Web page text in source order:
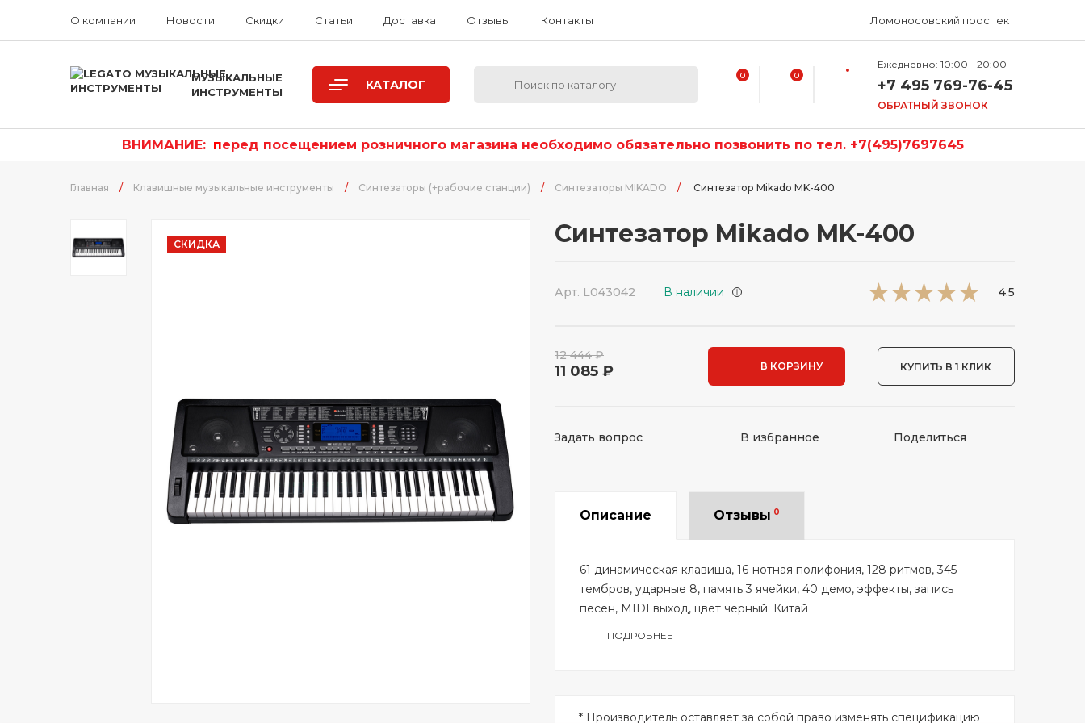
О компании Новости Скидки Статьи Доставка Отзывы Контакты Ломоносовский проспект
МУЗЫКАЛЬНЫЕ
ИНСТРУМЕНТЫ
КАТАЛОГ
0 0
Ежедневно: 10:00 - 20:00
+7 495 769-76-45
ОБРАТНЫЙ ЗВОНОК
ВНИМАНИЕ: перед посещением розничного магазина необходимо обязательно позвонить по тел. +7(495)7697645
Главная / Клавишные музыкальные инструменты / Синтезаторы (+рабочие станции) / Синтезаторы MIKADO / Синтезатор Mikado MK-400
СКИДКА Синтезатор Mikado MK-400
Арт. L043042 В наличии i 4.5
12 444 ₽
11 085 ₽ В КОРЗИНУ КУПИТЬ В 1 КЛИК
Задать вопрос В избранное Поделиться
Описание Отзывы 0
61 динамическая клавиша, 16-нотная полифония, 128 ритмов, 345
тембров, ударные 8, память 3 ячейки, 40 демо, эффекты, запись
песен, MIDI выход, цвет черный. Китай
ПОДРОБНЕЕ
* Производитель оставляет за собой право изменять спецификацию